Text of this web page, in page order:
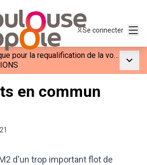
Se connecter
Concertation publique pour la requalification de la voie M2
en commun
d'un trop important flot de